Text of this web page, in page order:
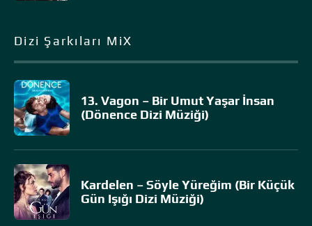
Dizi Şarkıları MiX
13. Vagon – Bir Umut Yaşar İnsan
(Dönence Dizi Müziği)
Kardelen – Söyle Yüreğim (Bir Küçük
Gün Işığı Dizi Müziği)